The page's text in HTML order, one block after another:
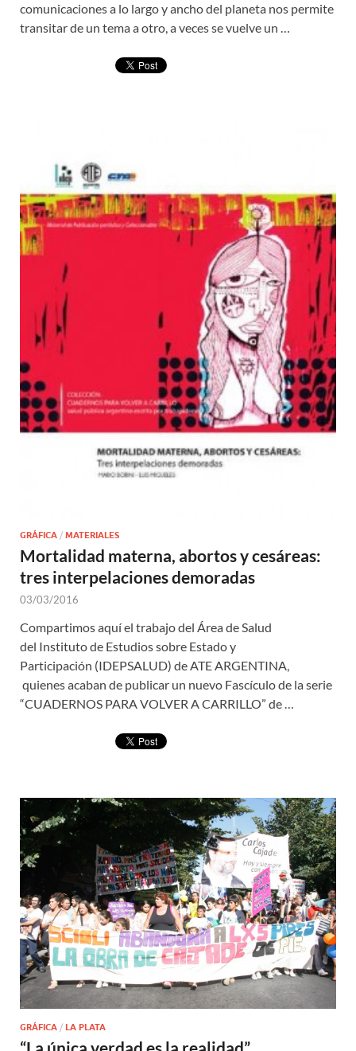
comunicaciones a lo largo y ancho del planeta nos permite
transitar de un tema a otro, a veces se vuelve un …
GRÁFICA / MATERIALES
Mortalidad materna, abortos y cesáreas:
tres interpelaciones demoradas
03/03/2016
Compartimos aquí el trabajo del Área de Salud
del Instituto de Estudios sobre Estado y
Participación (IDEPSALUD) de ATE ARGENTINA,
quienes acaban de publicar un nuevo Fascículo de la serie
“CUADERNOS PARA VOLVER A CARRILLO” de …
GRÁFICA / LA PLATA